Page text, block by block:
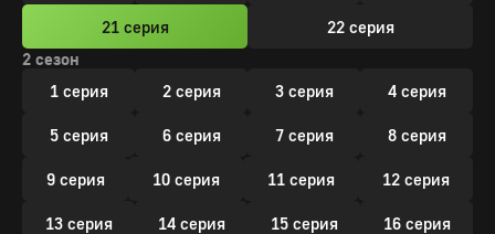
21 серия
22 серия
2 сезон
1 серия
2 серия 3 серия 4 серия
5 серия 6 серия 7 серия 8 серия
9 серия 10 серия 11 серия 12 серия
13 серия 14 серия 15 серия 16 серия